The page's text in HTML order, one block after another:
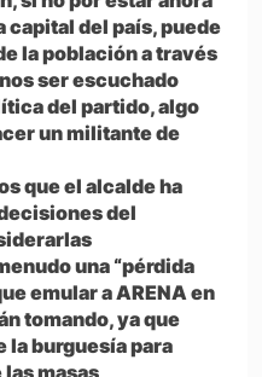
capital del país, puede
la población a través
ser escuchado
del partido, algo
un militante de
que el alcalde ha
del
una “pérdida
emular a ARENA en
tomando, ya que
la burguesía para